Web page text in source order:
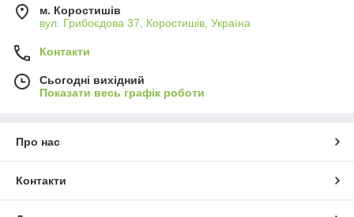
м. Коростишів
вул. Грибоєдова 37, Коростишів, Україна
Контакти
Сьогодні вихідний
Показати весь графік роботи
Про нас
Контакти